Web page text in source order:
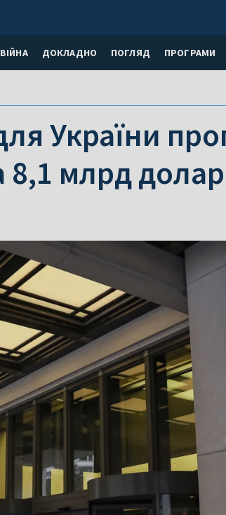
ВІЙНА ДОКЛАДНО ПОГЛЯД ПРОГРАМИ
України
млрд